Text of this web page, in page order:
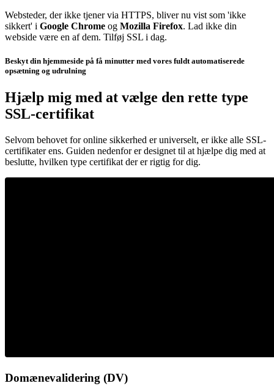
Websteder, der ikke tjener via HTTPS, bliver nu vist som 'ikke
sikkert' i Google Chrome og Mozilla Firefox. Lad ikke din
webside være en af dem. Tilføj SSL i dag.
Beskyt din hjemmeside på få minutter med vores fuldt automatiserede
opsætning og udrulning
Hjælp mig med at vælge den rette type
SSL-certifikat
Selvom behovet for online sikkerhed er universelt, er ikke alle SSL-
certifikater ens. Guiden nedenfor er designet til at hjælpe dig med at
beslutte, hvilken type certifikat der er rigtig for dig.
Domænevalidering (DV)